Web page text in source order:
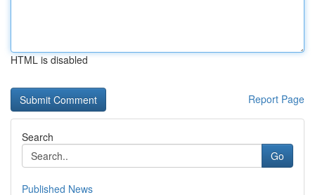
HTML is disabled
Report Page
Search
Go
Published News